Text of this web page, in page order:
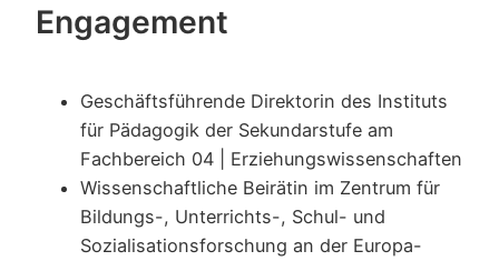
Engagement
Geschäftsführende Direktorin des Instituts
für Pädagogik der Sekundarstufe am
Fachbereich 04 | Erziehungswissenschaften
Wissenschaftliche Beirätin im Zentrum für
Bildungs-, Unterrichts-, Schul- und
Sozialisationsforschung an der Europa-